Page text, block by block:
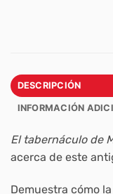
DESCRIPCIÓN
INFORMACIÓN
El tabernáculo de
acerca de este
Demuestra cómo